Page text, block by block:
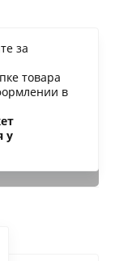
за
товара
в
у